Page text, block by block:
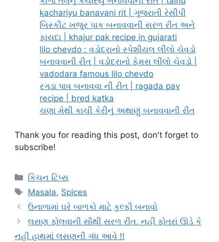
kachariyu banavani rit | ગુજરાતી રેસીપી
બિસ્કીટ ખજુર પાક બનાવવાની સરળ રીત અને
ફાયદા | khajur pak recipe in gujarati
lilo chevdo : વડોદરાનો સ્પેશીયલ લીલો ચેવડો
બનાવવાની રીત | વડોદરાનો ફેમસ લીલો ચેવડો |
vadodara famous lilo chevdo
રગડા પાવ બનાવવા ની રીત | ragada pav
recipe | bred katka
ચણા મેથી કાચી કેરીનું અથાણું બનાવવાની રીત
Thank you for reading this post, don't forget to
subscribe!
Categories
કિચન ટિપ્સ
Tags
Masala, Spices
ઉનાળામાં ઘરે બાળકો માટે કુલ્ફી બનાવો
લસણ ફોલવાની સૌથી સરળ રીત, નહી ફોતરાં ઊડે કે
નહી હાથમાં લસણની ગંધ આવે !!